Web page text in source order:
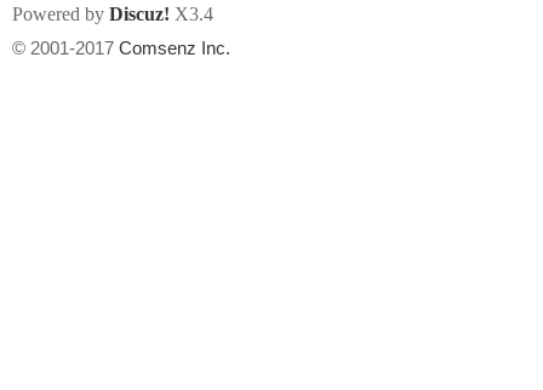
Powered by Discuz! X3.4
© 2001-2017 Comsenz Inc.